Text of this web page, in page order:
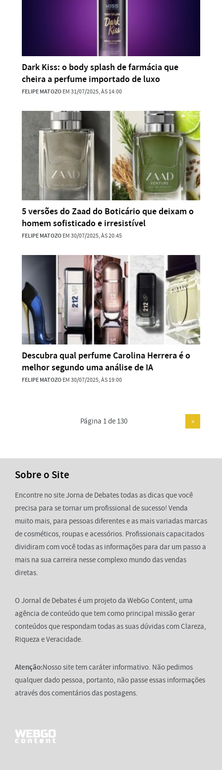
Dark Kiss: o body splash de farmácia que
cheira a perfume importado de luxo
FELIPE MATOZOEM 31/07/2025, ÀS 14:00
5 versões do Zaad do Boticário que deixam o
homem sofisticado e irresistível
FELIPE MATOZOEM 30/07/2025, ÀS 20:45
Descubra qual perfume Carolina Herrera é o
melhor segundo uma análise de IA
FELIPE MATOZOEM 30/07/2025, ÀS 19:00
Página 1 de 130 »
Sobre o Site
Encontre no site Jorna de Debates todas as dicas que você
precisa para se tornar um profissional de sucesso! Venda
muito mais, para pessoas diferentes e as mais variadas marcas
de cosméticos, roupas e acessórios. Profissionais capacitados
dividiram com você todas as informações para dar um passo a
mais na sua carreira nesse complexo mundo das vendas
diretas.
O Jornal de Debates é um projeto da WebGo Content, uma
agência de conteúdo que tem como principal missão gerar
conteúdos que respondam todas as suas dúvidas com Clareza,
Riqueza e Veracidade.
Atenção:Nosso site tem caráter informativo. Não pedimos
qualquer dado pessoa, portanto, não passe essas informações
através dos comentários das postagens.